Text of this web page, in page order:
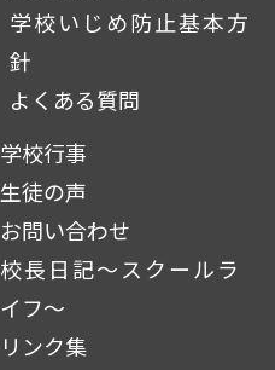
学校いじめ防止基本方
針
よくある質問
学校行事
生徒の声
お問い合わせ
校長日記～スクールラ
イフ～
リンク集